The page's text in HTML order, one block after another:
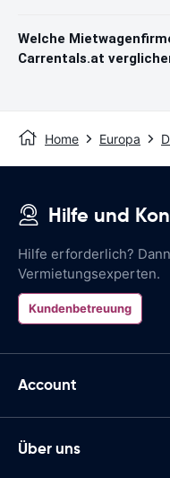
Welche
Carrentals.at
Home Europa
Hilfe und
Hilfe erforderlich?
Vermietungsexperten.
Kundenbetreuung
Account
Über uns